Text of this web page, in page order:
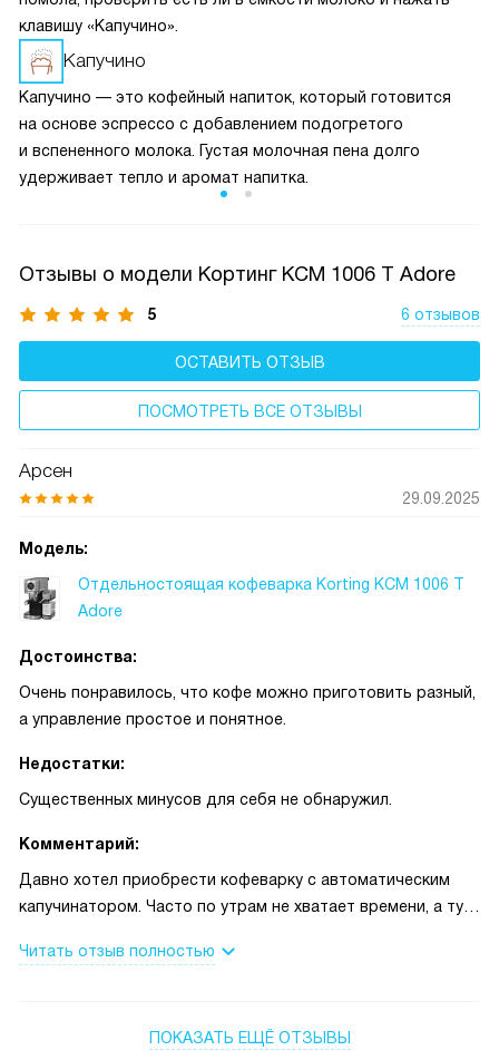
клавишу «Капучино».
Капучино
Капучино — это кофейный напиток, который готовится
на основе эспрессо с добавлением подогретого
и вспененного молока. Густая молочная пена долго
удерживает тепло и аромат напитка.
Отзывы о модели Кортинг KCM 1006 T Adore
5 6 отзывов
ОСТАВИТЬ ОТЗЫВ
ПОСМОТРЕТЬ ВСЕ ОТЗЫВЫ
Арсен
29.09.2025
Модель:
Отдельностоящая кофеварка Korting KCM 1006 T
Adore
Достоинства:
Очень понравилось, что кофе можно приготовить разный,
а управление простое и понятное.
Недостатки:
Существенных минусов для себя не обнаружил.
Комментарий:
Давно хотел приобрести кофеварку с автоматическим
капучинатором. Часто по утрам не хватает времени, а тут
режим — и получаешь вкусный эспрессо или капучино.
понравилась функция подогрева чашек — раньше часто
Читать отзыв полностью
ПОКАЗАТЬ ЕЩЁ ОТЗЫВЫ